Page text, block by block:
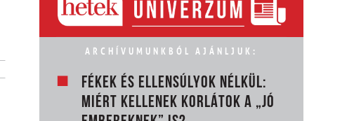
ARCHÍVUMUNKBÓL AJÁNLJUK:
FÉKEK ÉS ELLENSÚLYOK NÉLKÜL:
MIÉRT KELLENEK KORLÁTOK A „JÓ